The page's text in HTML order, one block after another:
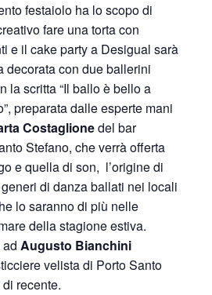
festaiolo ha lo scopo di
fare una torta con
e il cake party a Desigual sarà
decorata con due ballerini
la scritta “Il ballo è bello a
preparata dalle esperte mani
Costaglionedel bar
Stefano, che verrà offerta
e quella di son, l’origine di
di danza ballati nei locali
lo saranno di più nelle
della stagione estiva.
ad Augusto Bianchini
velista di Porto Santo
recente.